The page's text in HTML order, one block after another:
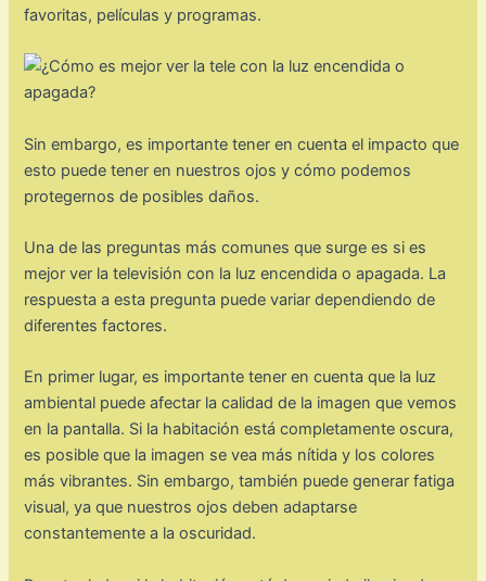
favoritas, películas y programas.
Sin embargo, es importante tener en cuenta el impacto que
esto puede tener en nuestros ojos y cómo podemos
protegernos de posibles daños.
Una de las preguntas más comunes que surge es si es
mejor ver la televisión con la luz encendida o apagada. La
respuesta a esta pregunta puede variar dependiendo de
diferentes factores.
En primer lugar, es importante tener en cuenta que la luz
ambiental puede afectar la calidad de la imagen que vemos
en la pantalla. Si la habitación está completamente oscura,
es posible que la imagen se vea más nítida y los colores
más vibrantes. Sin embargo, también puede generar fatiga
visual, ya que nuestros ojos deben adaptarse
constantemente a la oscuridad.